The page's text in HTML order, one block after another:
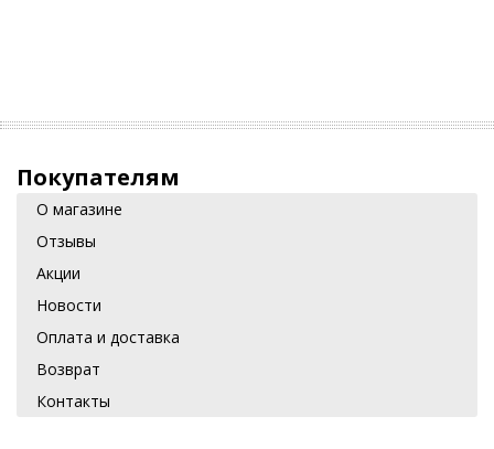
Покупателям
О магазине
Отзывы
Акции
Новости
Оплата и доставка
Возврат
Контакты